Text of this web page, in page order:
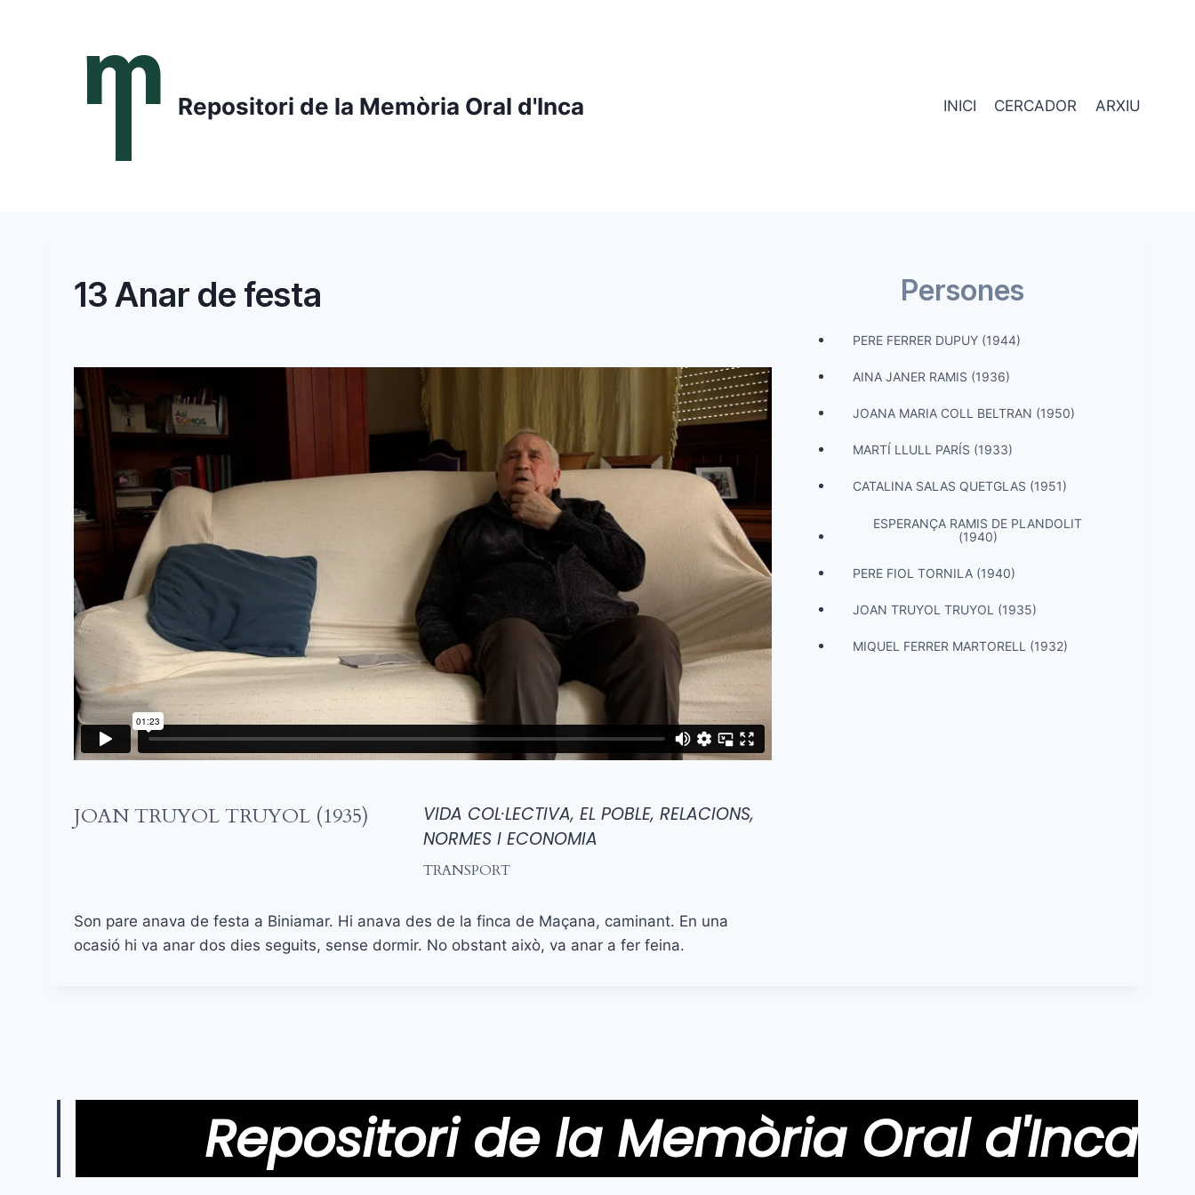
Repositori de la Memòria Oral d'Inca INICI CERCADOR ARXIU
13 Anar de festa
JOAN TRUYOL TRUYOL (1935)
VIDA COL·LECTIVA, EL POBLE, RELACIONS,
NORMES I ECONOMIA
TRANSPORT
Son pare anava de festa a Biniamar. Hi anava des de la finca de Maçana, caminant. En una
ocasió hi va anar dos dies seguits, sense dormir. No obstant això, va anar a fer feina.
Persones
PERE FERRER DUPUY (1944)
AINA JANER RAMIS (1936)
JOANA MARIA COLL BELTRAN (1950)
MARTÍ LLULL PARÍS (1933)
CATALINA SALAS QUETGLAS (1951)
ESPERANÇA RAMIS DE PLANDOLIT
(1940)
PERE FIOL TORNILA (1940)
JOAN TRUYOL TRUYOL (1935)
MIQUEL FERRER MARTORELL (1932)
Repositori de la Memòria Oral d'Inca